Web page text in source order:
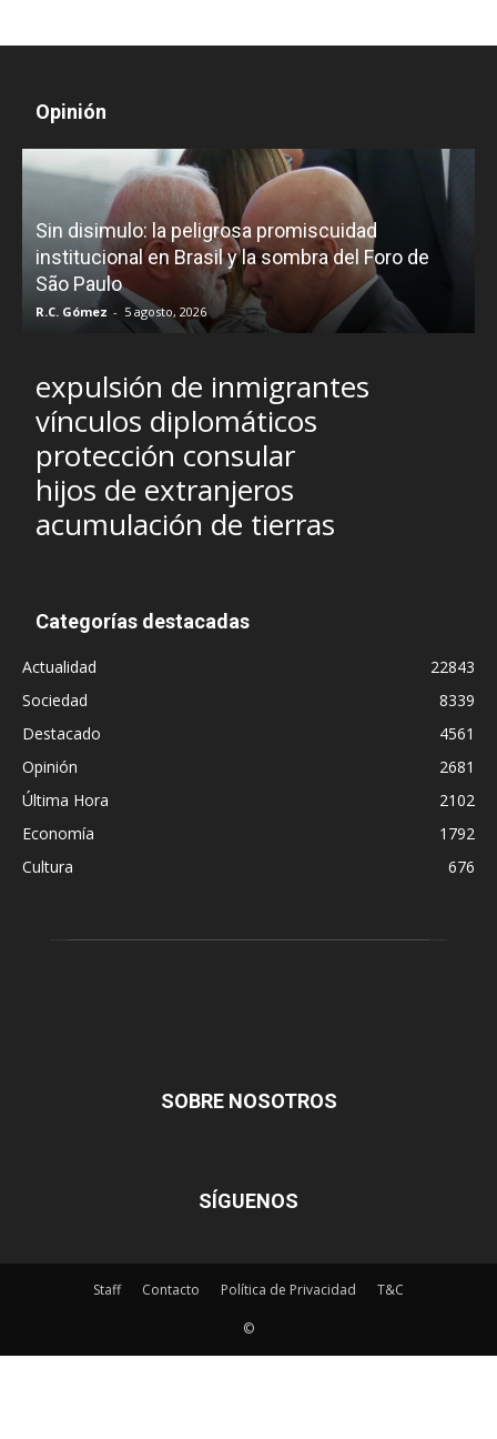
Opinión
Sin disimulo: la peligrosa promiscuidad
institucional en Brasil y la sombra del Foro de
São Paulo
R.C. Gómez - 5 agosto, 2026
expulsión de inmigrantes
vínculos diplomáticos
protección consular
hijos de extranjeros
acumulación de tierras
Categorías destacadas
Actualidad
22843
Sociedad
8339
Destacado
4561
Opinión
2681
Última Hora
2102
Economía
1792
Cultura
676
SOBRE NOSOTROS
SÍGUENOS
Staff Contacto Política de Privacidad T&C
©